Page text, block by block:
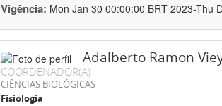
Vigência: Mon Jan 30 00:00:00 BRT 2023-Thu
Adalberto Ramon
COORDENADOR(A)
CIÊNCIAS BIOLÓGICAS
Fisiologia